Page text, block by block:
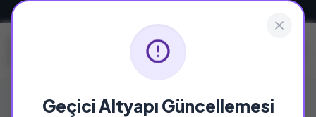
Geçici Altyapı Güncellemesi